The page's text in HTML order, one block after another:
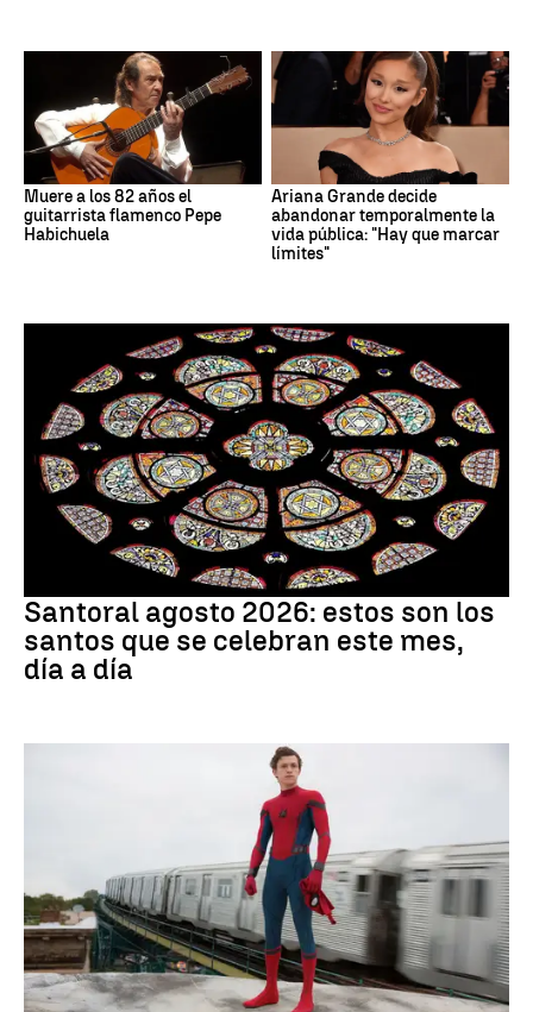
Muere a los 82 años el
guitarrista flamenco Pepe
Habichuela
Ariana Grande decide
abandonar temporalmente la
vida pública: "Hay que marcar
límites"
Santoral agosto 2026: estos son los
santos que se celebran este mes,
día a día
Cine